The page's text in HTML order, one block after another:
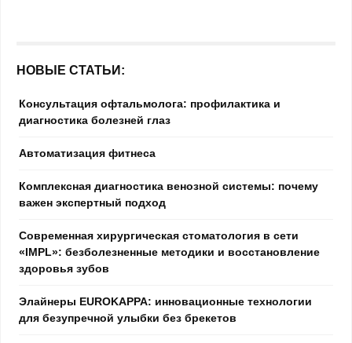
НОВЫЕ СТАТЬИ:
Консультация офтальмолога: профилактика и
диагностика болезней глаз
Автоматизация фитнеса
Комплексная диагностика венозной системы: почему
важен экспертный подход
Современная хирургическая стоматология в сети
«IMPL»: безболезненные методики и восстановление
здоровья зубов
Элайнеры EUROKAPPA: инновационные технологии
для безупречной улыбки без брекетов